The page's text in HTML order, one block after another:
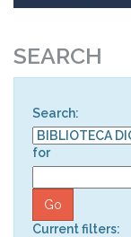
SEARCH
Search:
for
Current filters: